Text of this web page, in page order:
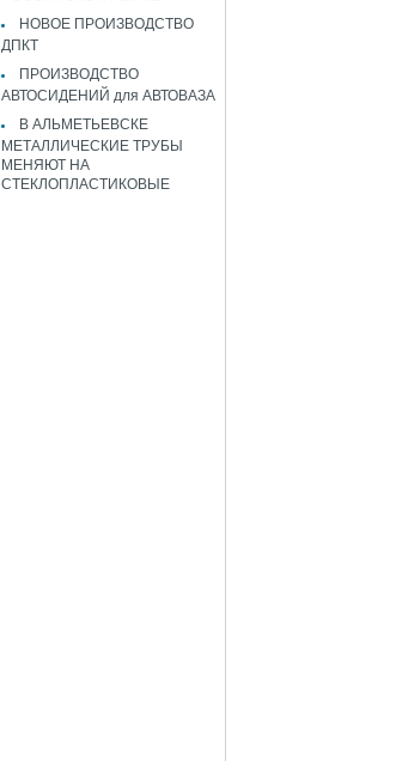
НОВОЕ ПРОИЗВОДСТВО
ДПКТ
ПРОИЗВОДСТВО
АВТОСИДЕНИЙ для АВТОВАЗА
В АЛЬМЕТЬЕВСКЕ
МЕТАЛЛИЧЕСКИЕ ТРУБЫ
МЕНЯЮТ НА
СТЕКЛОПЛАСТИКОВЫЕ